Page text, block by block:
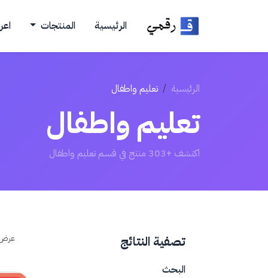
الرئيسية المنتجات
الرئيسية تعليم واطفال
تعليم واطفال
اكتشف +303 منتج في قسم تعليم واطفال
تصفية النتائج
البحث